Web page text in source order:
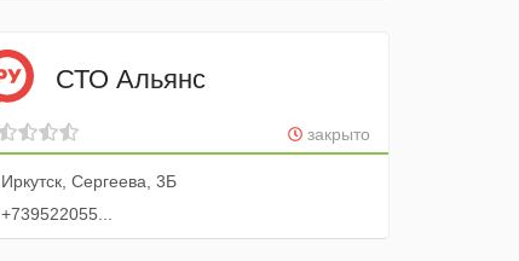
СТО Альянс
закрыто
Иркутск, Сергеева, 3Б
+739522055...